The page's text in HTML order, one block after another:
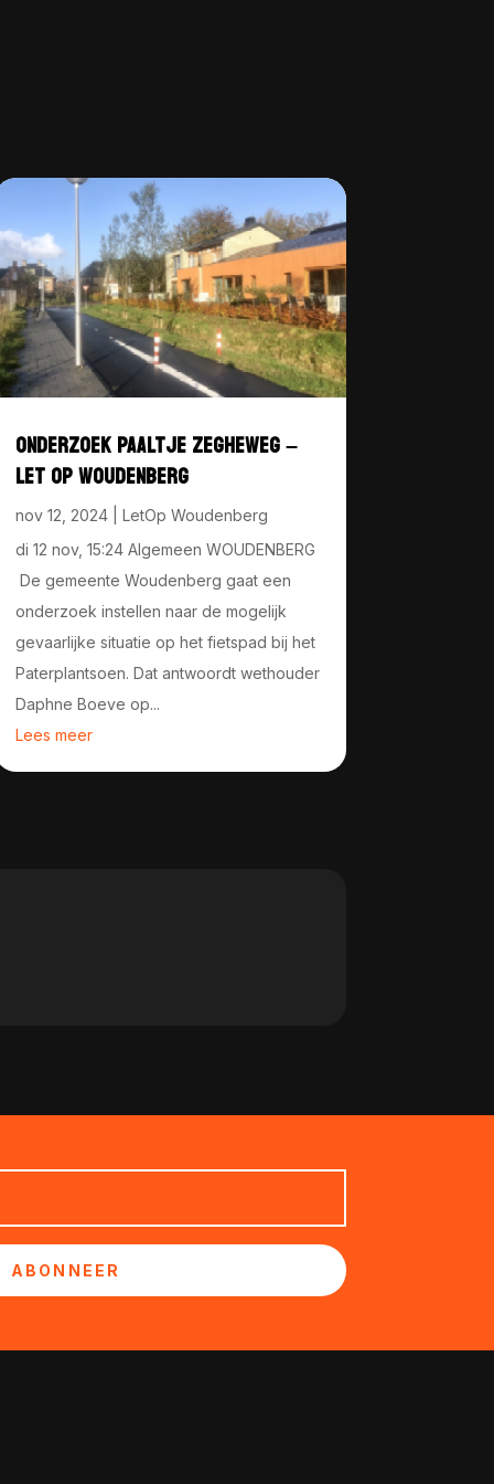
ONDERZOEK PAALTJE ZEGHEWEG –
LET OP WOUDENBERG
nov 12, 2024| LetOp Woudenberg
di 12 nov, 15:24 Algemeen WOUDENBERG
De gemeente Woudenberg gaat een
onderzoek instellen naar de mogelijk
gevaarlijke situatie op het fietspad bij het
Paterplantsoen. Dat antwoordt wethouder
Daphne Boeve op...
Lees meer
ABONNEER